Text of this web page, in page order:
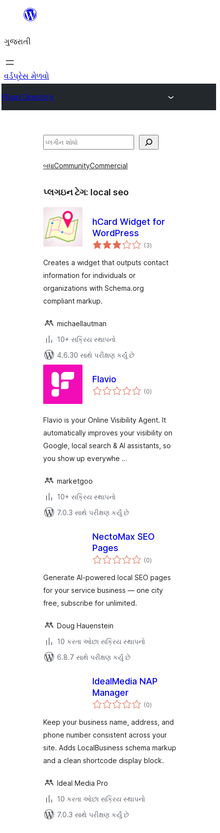
કંટેન્ટ(લખાણ)
જાઓ
ગુજરાતી
વર્ડપ્રેસ મેળવો
Plugin Directory
શોધો
બધાCommunityCommercial
પ્લગઇન ટેગ: local seo
hCard Widget for
WordPress
(3કુલ
રેટિંગ્સ
)
Creates a widget that outputs contact
information for individuals or
organizations with Schema.org
compliant markup.
michaellautman
10+ સક્રિય સ્થાપનો
4.6.30 સાથે પરીક્ષણ કર્યું છે
Flavio
(0કુલ
રેટિંગ્સ
)
Flavio is your Online Visibility Agent. It
automatically improves your visibility on
Google, local search & AI assistants, so
you show up everywhe …
marketgoo
10+ સક્રિય સ્થાપનો
7.0.3 સાથે પરીક્ષણ કર્યું છે
NectoMax SEO
Pages
(0કુલ
રેટિંગ્સ
)
Generate AI-powered local SEO pages
for your service business — one city
free, subscribe for unlimited.
Doug Hauenstein
10 કરતા ઓછા સક્રિય સ્થાપનો
6.8.7 સાથે પરીક્ષણ કર્યું છે
IdealMedia NAP
Manager
(0કુલ
રેટિંગ્સ
)
Keep your business name, address, and
phone number consistent across your
site. Adds LocalBusiness schema markup
and a clean shortcode display block.
Ideal Media Pro
10 કરતા ઓછા સક્રિય સ્થાપનો
7.0.3 સાથે પરીક્ષણ કર્યું છે